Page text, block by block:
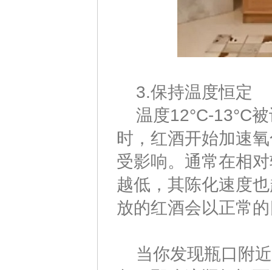
3.保持温度恒定
温度12°C-13°C被
时，红酒开始加速
受影响。通常在相
越低，其陈化速度
放的红酒会以正常
当你发现瓶口附近